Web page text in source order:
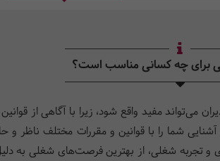
برای چه کسانی مناسب است؟
می­‌تواند مفید واقع شود، زیرا با آگاهی از
شما را با قوانین و مقررات مختلف ناظر
تجربه شغلی، از بهترین­ فرصت­‌های شغلی به